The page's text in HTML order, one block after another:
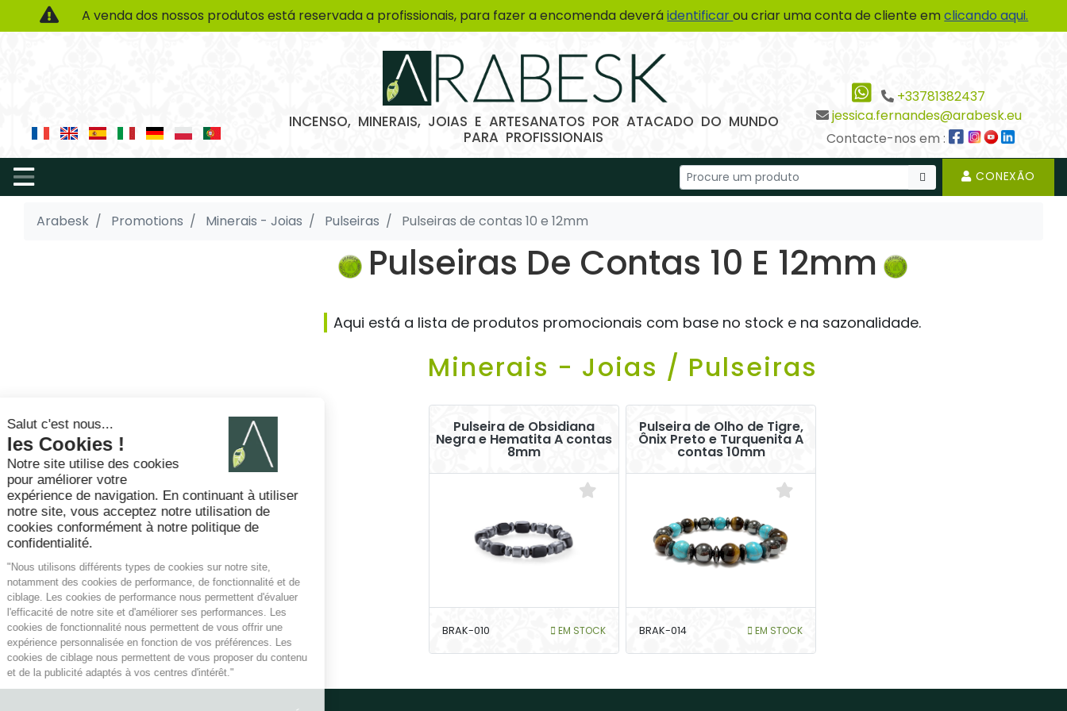
A venda dos nossos produtos está reservada a profissionais, para fazer a encomenda deveráidentificarou criar uma conta de cliente emclicando aqui.
INCENSO, MINERAIS, JOIAS E ARTESANATOS POR ATACADO DO MUNDO
PARA PROFISSIONAIS
+33781382437
jessica.fernandes@arabesk.eu
Contacte-nos em :
CONEXÃO
Arabesk Promotions Minerais - Joias Pulseiras Pulseiras de contas 10 e 12mm
Pulseiras De Contas 10 E 12mm
Aqui está a lista de produtos promocionais com base no stock e na sazonalidade.
Minerais - Joias / Pulseiras
Pulseira de Obsidiana
Negra e Hematita A contas
8mm
BRAK-010 EM STOCK
Pulseira de Olho de Tigre,
Ônix Preto e Turquenita A
contas 10mm
BRAK-014 EM STOCK